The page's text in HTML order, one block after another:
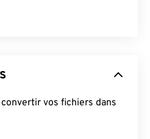
vos fichiers dans